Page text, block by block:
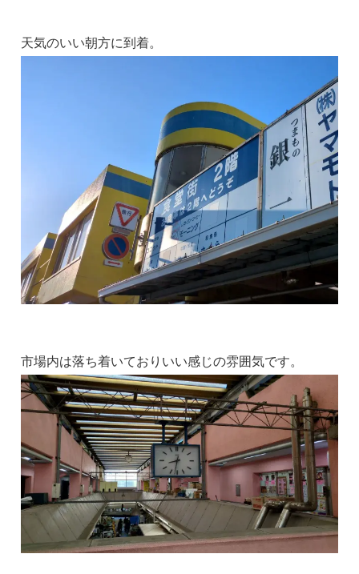
天気のいい朝方に到着。
市場内は落ち着いておりいい感じの雰囲気です。